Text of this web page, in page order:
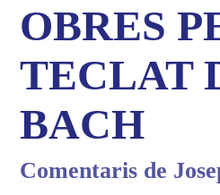
OBRES
TECLAT
BACH
Comentaris de